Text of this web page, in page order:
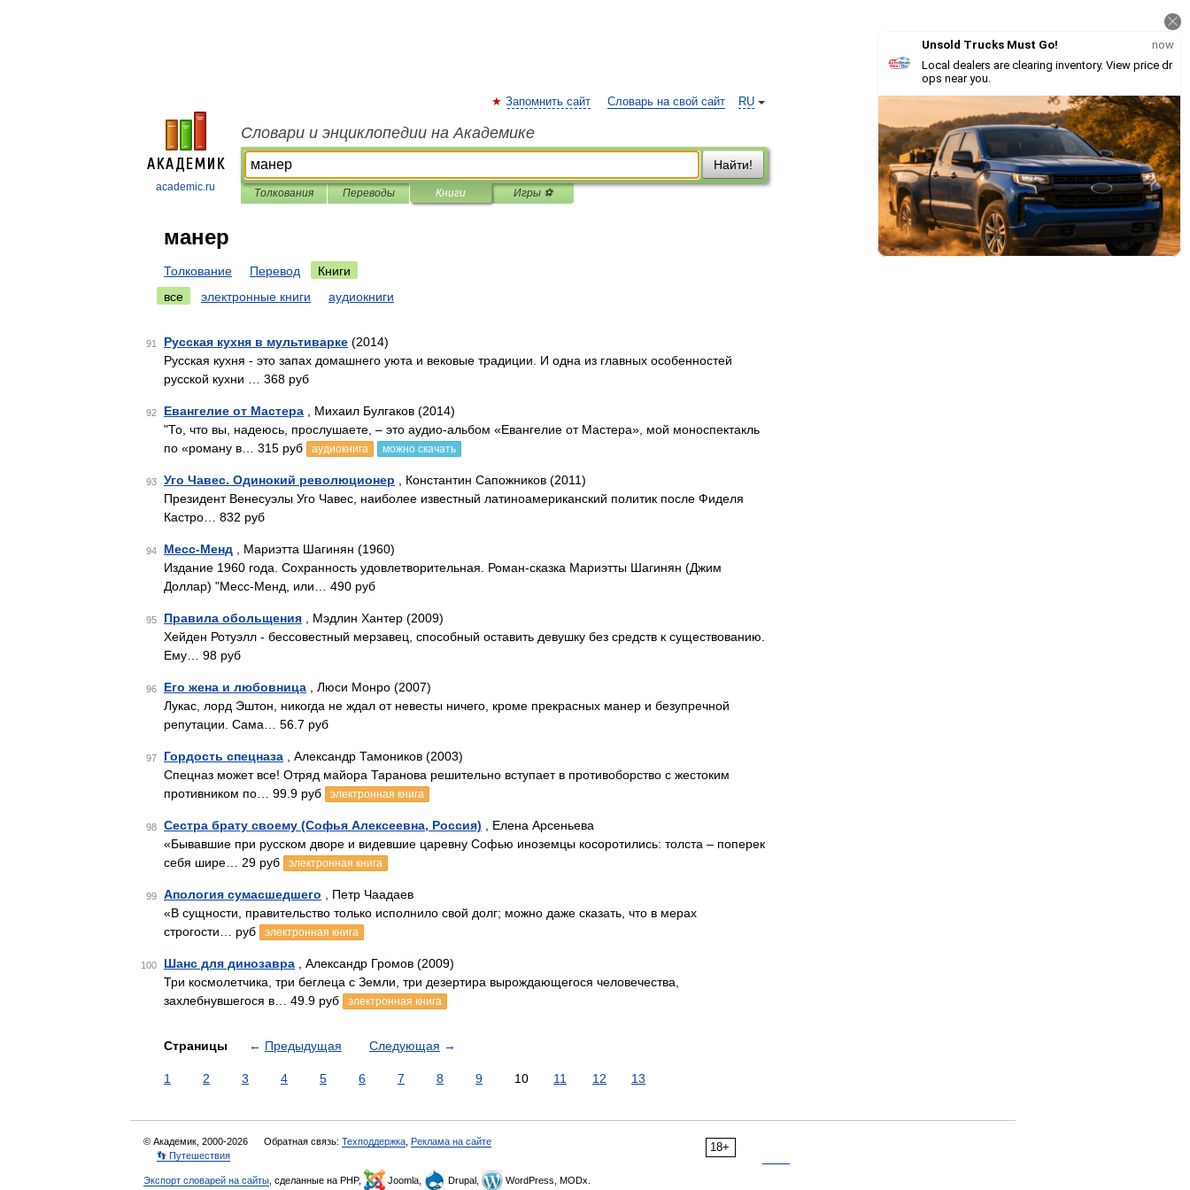
academic.ru
RU
Запомнить сайт Словарь на свой сайт
Словари и энциклопедии на Академике
Найти!
Толкования Переводы Книги Игры ⚽
манер
Толкование Перевод
Книги
все
электронные книги аудиокниги
91 Русская кухня в мультиварке (2014)
Русская кухня - это запах домашнего уюта и вековые традиции. И одна из главных особенностей
русской кухни … 368 руб
92 Евангелие от Мастера , Михаил Булгаков (2014)
"То, что вы, надеюсь, прослушаете, – это аудио-альбом «Евангелие от Мастера», мой моноспектакль
по «роману в… 315 руб
аудиокнига можно скачать
93 Уго Чавес. Одинокий революционер , Константин Сапожников (2011)
Президент Венесуэлы Уго Чавес, наиболее известный латиноамериканский политик после Фиделя
Кастро… 832 руб
94 Месс-Менд , Мариэтта Шагинян (1960)
Издание 1960 года. Сохранность удовлетворительная. Роман-сказка Мариэтты Шагинян (Джим
Доллар) "Месс-Менд, или… 490 руб
95 Правила обольщения , Мэдлин Хантер (2009)
Хейден Ротуэлл - бессовестный мерзавец, способный оставить девушку без средств к существованию.
Ему… 98 руб
96 Его жена и любовница , Люси Монро (2007)
Лукас, лорд Эштон, никогда не ждал от невесты ничего, кроме прекрасных манер и безупречной
репутации. Сама… 56.7 руб
97 Гордость спецназа , Александр Тамоников (2003)
Спецназ может все! Отряд майора Таранова решительно вступает в противоборство с жестоким
противником по… 99.9 руб
электронная книга
98 Сестра брату своему (Софья Алексеевна, Россия) , Елена Арсеньева
«Бывавшие при русском дворе и видевшие царевну Софью иноземцы косоротились: толста – поперек
себя шире… 29 руб
электронная книга
99 Апология сумасшедшего , Петр Чаадаев
«В сущности, правительство только исполнило свой долг; можно даже сказать, что в мерах
строгости… руб
электронная книга
100 Шанс для динозавра , Александр Громов (2009)
Три космолетчика, три беглеца с Земли, три дезертира вырождающегося человечества,
захлебнувшегося в… 49.9 руб
электронная книга
Страницы ← Предыдущая Следующая →
1 2 3 4 5 6 7 8 9 10 11 12 13
18+
© Академик, 2000-2026 Обратная связь: Техподдержка Реклама на сайте
👣 Путешествия
Экспорт словарей на сайты , сделанные на PHP, Joomla, Drupal, WordPress, MODx.